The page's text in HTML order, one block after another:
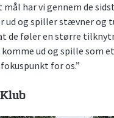
har vi gennem de
ud og spiller stævner og
at de føler en større
ud og spille som
for os.”